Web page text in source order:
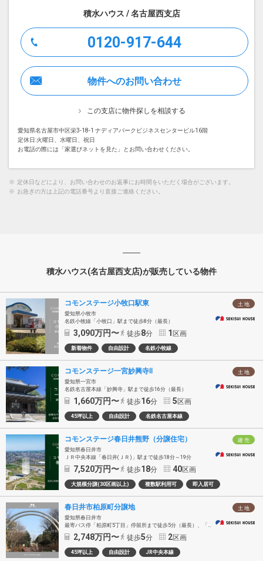
積水ハウス / 名古屋西支店
0120-917-644
物件へのお問い合わせ
この支店に物件探しを相談する
愛知県名古屋市中区栄3-18-1 ナディアパークビジネスセンタービル16階
定休日:火曜日、水曜日、祝日
お電話の際には「家選びネットを見た」とお問い合わせください。
※ 定休日などにより、お問い合わせのお返事にお時間をいただく場合がございます。
※ お急ぎの方は上記の電話番号より直接ご連絡ください。
積水ハウス(名古屋西支店)が販売している物件
土 地
コモンステージ小牧口駅東
愛知県小牧市
名鉄小牧線「小牧口」駅まで徒歩8分（最長）
3,090万円〜 徒歩8分 1 区画
新着物件 自由設計 名鉄小牧線
土 地
コモンステージ一宮妙興寺Ⅱ
愛知県一宮市
名鉄名古屋本線「妙興寺」駅まで徒歩16分（最長）
1,660万円〜 徒歩16分 5 区画
45坪以上 自由設計 名鉄名古屋本線
建 売
コモンステージ春日井熊野（分譲住宅）
愛知県春日井市
ＪＲ中央本線「春日井(ＪＲ)」駅まで徒歩18分～19分
7,520万円〜 徒歩18分 40区画
大規模分譲(30区画以上) 複数駅利用可 即入居可
土 地
春日井市柏原町分譲地
愛知県春日井市
最寄バス停「柏原町5丁目」停留所まで徒歩5分（最長）、「かすがいシティバス」に乗車、ＪＲ中央本線「春日井(ＪＲ)」駅まで14分
2,748万円〜 徒歩5分 2区画
45坪以上 自由設計 JR中央本線